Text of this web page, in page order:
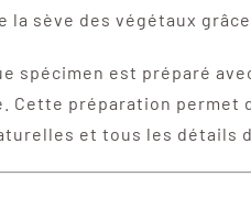
sève des végétaux
spécimen est préparé
Cette préparation permet
et tous les détails